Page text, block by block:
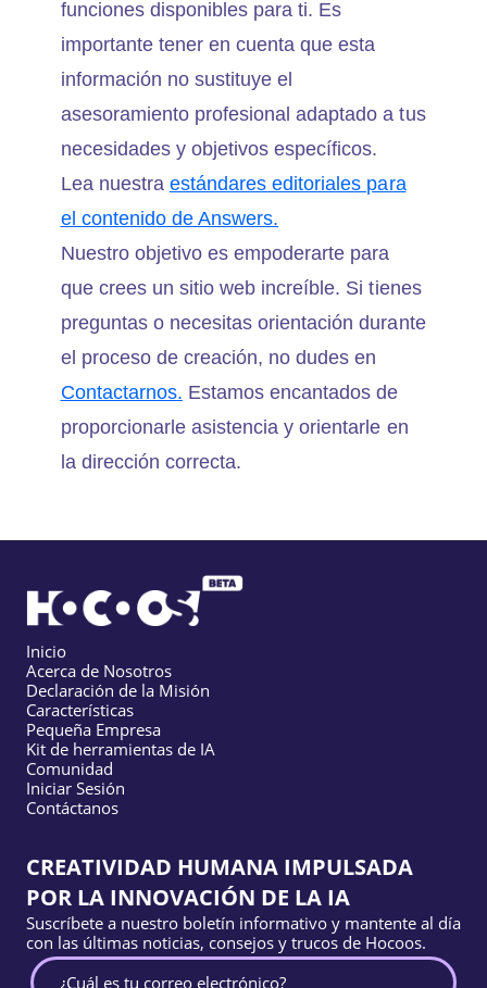
funciones disponibles para ti. Es
importante tener en cuenta que esta
información no sustituye el
asesoramiento profesional adaptado a tus
necesidades y objetivos específicos.
Lea nuestra estándares editoriales para
el contenido de Answers.
Nuestro objetivo es empoderarte para
que crees un sitio web increíble. Si tienes
preguntas o necesitas orientación durante
el proceso de creación, no dudes en
Contactarnos. Estamos encantados de
proporcionarle asistencia y orientarle en
la dirección correcta.
Inicio
Acerca de Nosotros
Declaración de la Misión
Características
Pequeña Empresa
Kit de herramientas de IA
Comunidad
Iniciar Sesión
Contáctanos
CREATIVIDAD HUMANA IMPULSADA
POR LA INNOVACIÓN DE LA IA
Suscríbete a nuestro boletín informativo y mantente al día
con las últimas noticias, consejos y trucos de Hocoos.